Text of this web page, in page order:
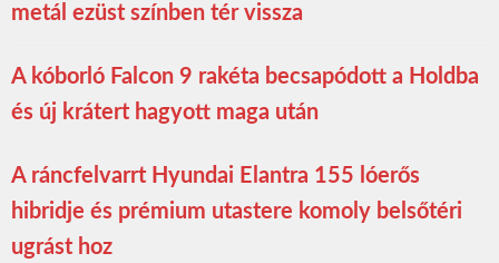
metál ezüst színben tér vissza
A kóborló Falcon 9 rakéta becsapódott a Holdba
és új krátert hagyott maga után
A ráncfelvarrt Hyundai Elantra 155 lóerős
hibridje és prémium utastere komoly belsőtéri
ugrást hoz